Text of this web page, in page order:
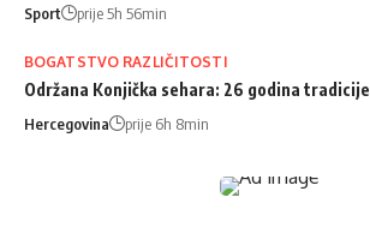
Sport prije 5h 56min
BOGATSTVO RAZLIČITOSTI
Održana Konjička sehara: 26 godina tradicije
Hercegovina prije 6h 8min